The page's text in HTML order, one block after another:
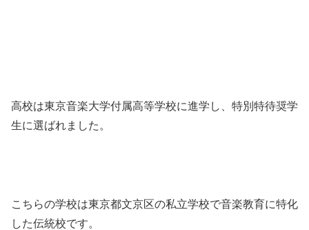
高校は東京音楽大学付属高等学校に進学し、特別特待奨学
生に選ばれました。
こちらの学校は東京都文京区の私立学校で音楽教育に特化
した伝統校です。